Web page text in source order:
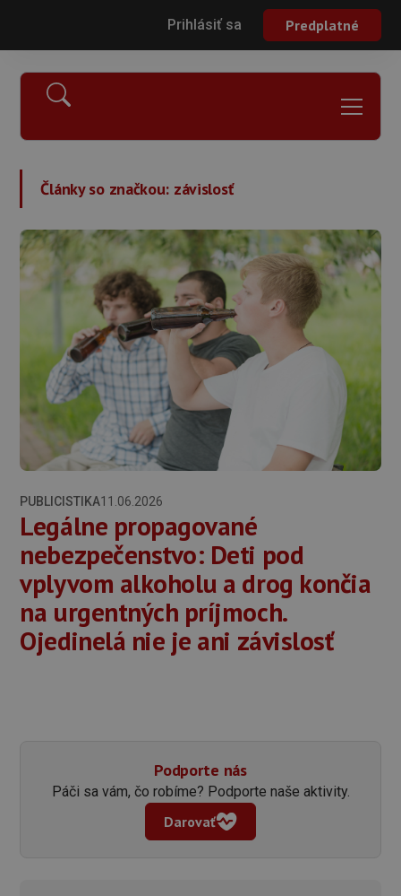
Prihlásiť sa Predplatné
Články so značkou: závislosť
PUBLICISTIKA11.06.2026
Legálne propagované
nebezpečenstvo: Deti pod
vplyvom alkoholu a drog končia
na urgentných príjmoch.
Ojedinelá nie je ani závislosť
Podporte nás
Páči sa vám, čo robíme? Podporte naše aktivity.
Darovať